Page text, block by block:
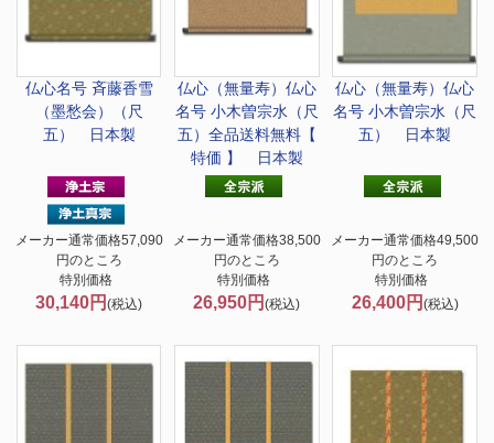
仏心名号 斉藤香雪
（墨愁会）（尺
五） 日本製
メーカー通常価格57,090
円のところ
特別価格
30,140円(税込)
仏心（無量寿） 仏心
名号 小木曽宗水（尺
五）全品送料無料【
特価 】 日本製
メーカー通常価格38,500
円のところ
特別価格
26,950円(税込)
仏心（無量寿）仏心
名号 小木曽宗水（尺
五） 日本製
メーカー通常価格49,500
円のところ
特別価格
26,400円 (税込)